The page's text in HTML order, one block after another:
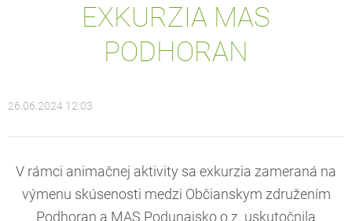
EXKURZIA MAS
PODHORAN
26.06.2024 12:03
V rámci animačnej aktivity sa exkurzia zameraná na
výmenu skúsenosti medzi Občianskym združením
Podhoran a MAS Podunajsko o.z. uskutočnila